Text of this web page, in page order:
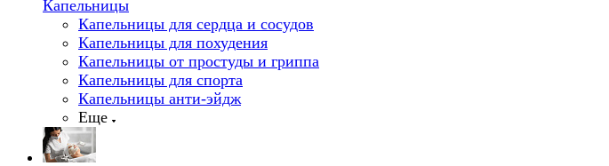
Капельницы
Капельницы для сердца и сосудов
Капельницы для похудения
Капельницы от простуды и гриппа
Капельницы для спорта
Капельницы анти-эйдж
Еще